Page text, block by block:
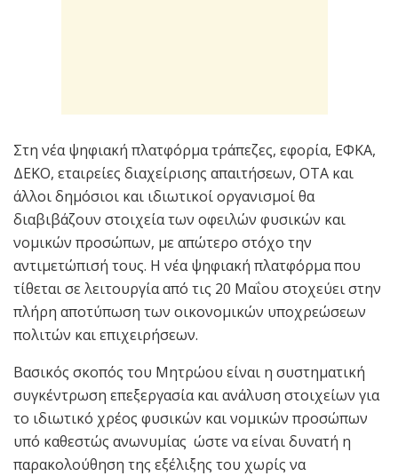
Στη νέα ψηφιακή πλατφόρμα τράπεζες, εφορία, ΕΦΚΑ,
ΔΕΚΟ, εταιρείες διαχείρισης απαιτήσεων, OTA και
άλλοι δημόσιοι και ιδιωτικοί οργανισμοί θα
διαβιβάζουν στοιχεία των οφειλών φυσικών και
νομικών προσώπων, με απώτερο στόχο την
αντιμετώπισή τους. Η νέα ψηφιακή πλατφόρμα που
τίθεται σε λειτουργία από τις 20 Μαΐου στοχεύει στην
πλήρη αποτύπωση των οικονομικών υποχρεώσεων
πολιτών και επιχειρήσεων.
Βασικός σκοπός του Μητρώου είναι η συστηματική
συγκέντρωση επεξεργασία και ανάλυση στοιχείων για
το ιδιωτικό χρέος φυσικών και νομικών προσώπων
υπό καθεστώς ανωνυμίας ώστε να είναι δυνατή η
παρακολούθηση της εξέλιξης του χωρίς να